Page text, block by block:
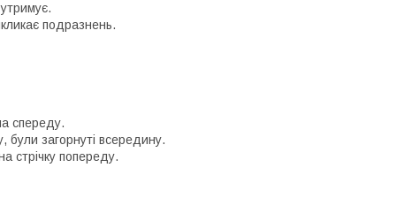
подразнень.
cпереду.
були загорнуті всередину.
стрічку попереду.